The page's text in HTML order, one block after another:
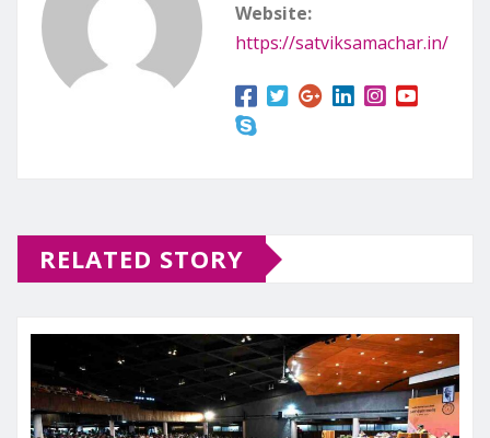
Website:
https://satviksamachar.in/
RELATED STORY